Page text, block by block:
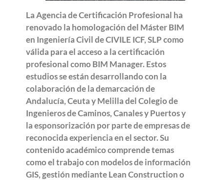
La Agencia de Certificación Profesional ha
renovado la homologación del Máster BIM
en Ingeniería Civil de CIVILE ICF, SLP como
válida para el acceso a la certificación
profesional como BIM Manager. Estos
estudios se están desarrollando con la
colaboración de la demarcación de
Andalucía, Ceuta y Melilla del Colegio de
Ingenieros de Caminos, Canales y Puertos y
la esponsorización por parte de empresas de
reconocida experiencia en el sector. Su
contenido académico comprende temas
como el trabajo con modelos de información
GIS, gestión mediante Lean Construction o